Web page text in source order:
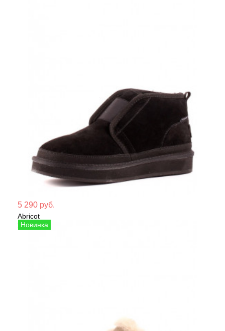
5 290 руб.
Abricot
Угги